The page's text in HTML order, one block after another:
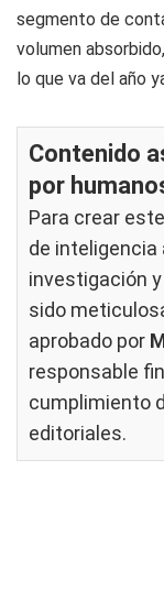
segmento de
volumen
lo que va del año
Contenido
por
Para crear
de
investigación
sido
aprobado por
responsable
cumplimiento
editoriales.